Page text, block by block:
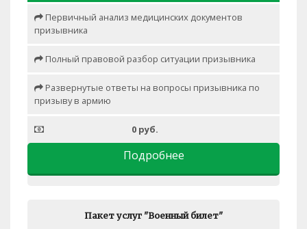
Первичный анализ медицинских документов
призывника
Полный правовой разбор ситуации призывника
Развернутые ответы на вопросы призывника по
призыву в армию
0 руб.
Подробнее
Пакет услуг "Военный билет"